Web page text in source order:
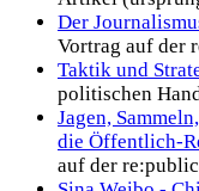
Der
Vortrag auf der
Taktik und
politischen
Jagen,
die Öffentlich-
auf der